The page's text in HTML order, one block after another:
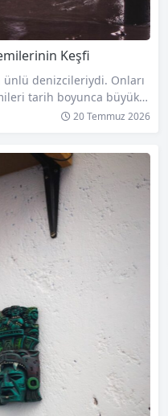
Keşfi
ünlü denizcileriydi. Onları
tarih boyunca büyük b
gemileri, o dönemdeki di
üzere yaklaşık 1.000
Bu gemiler, uzun
hızlı ve…
20 Temmuz 2026